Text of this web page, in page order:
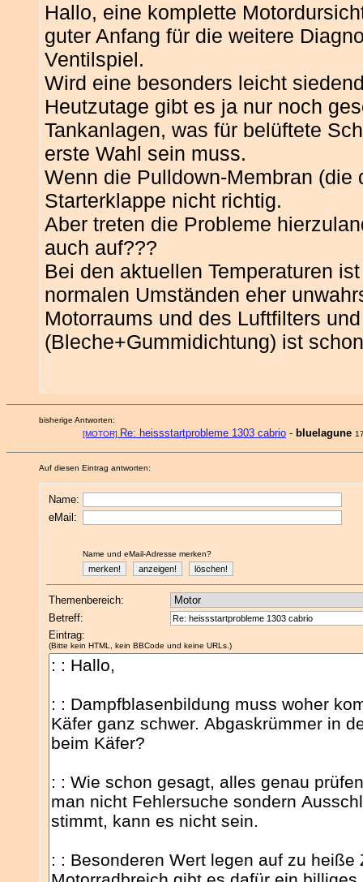
Hallo, eine komplette
guter Anfang für die weitere
Ventilspiel.
Wird eine besonders leicht
Heutzutage gibt es ja nur noch
Tankanlagen, was für belüftete
erste Wahl sein muss.
Wenn die Pulldown-Membran
Starterklappe nicht richtig.
Aber treten die Probleme
auch auf???
Bei den aktuellen Temperaturen
normalen Umständen eher
Motorraums und des Luftfilters
(Bleche+Gummidichtung) ist
bisherige Antworten:
[MOTOR] Re: heissstartprobleme 1303 cabrio - bluelagune
Auf diesen Eintrag antworten:
Name:
eMail:
Name und eMail-Adresse merken?
Themenbereich:
Betreff:
Eintrag:
(Bitte kein HTML, kein BBCode und keine URLs.)